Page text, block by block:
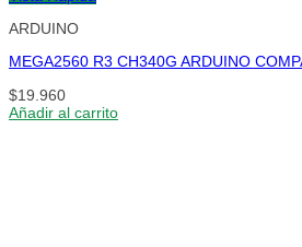
ARDUINO
MEGA2560 R3 CH340G ARDUINO
$19.960
Añadir al carrito